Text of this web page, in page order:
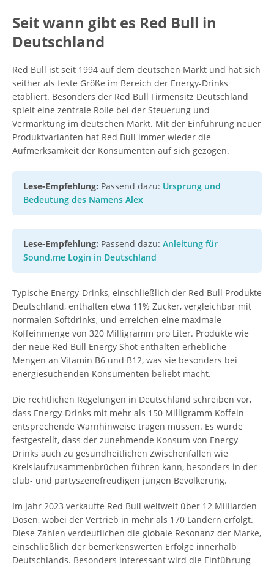
Seit wann gibt es Red Bull in
Deutschland
Red Bull ist seit 1994 auf dem deutschen Markt und hat sich
seither als feste Größe im Bereich der Energy-Drinks
etabliert. Besonders der Red Bull Firmensitz Deutschland
spielt eine zentrale Rolle bei der Steuerung und
Vermarktung im deutschen Markt. Mit der Einführung neuer
Produktvarianten hat Red Bull immer wieder die
Aufmerksamkeit der Konsumenten auf sich gezogen.
Lese-Empfehlung: Passend dazu: Ursprung und
Bedeutung des Namens Alex
Lese-Empfehlung: Passend dazu: Anleitung für
Sound.me Login in Deutschland
Typische Energy-Drinks, einschließlich der Red Bull Produkte
Deutschland, enthalten etwa 11% Zucker, vergleichbar mit
normalen Softdrinks, und erreichen eine maximale
Koffeinmenge von 320 Milligramm pro Liter. Produkte wie
der neue Red Bull Energy Shot enthalten erhebliche
Mengen an Vitamin B6 und B12, was sie besonders bei
energiesuchenden Konsumenten beliebt macht.
Die rechtlichen Regelungen in Deutschland schreiben vor,
dass Energy-Drinks mit mehr als 150 Milligramm Koffein
entsprechende Warnhinweise tragen müssen. Es wurde
festgestellt, dass der zunehmende Konsum von Energy-
Drinks auch zu gesundheitlichen Zwischenfällen wie
Kreislaufzusammenbrüchen führen kann, besonders in der
club- und partyszenefreudigen jungen Bevölkerung.
Im Jahr 2023 verkaufte Red Bull weltweit über 12 Milliarden
Dosen, wobei der Vertrieb in mehr als 170 Ländern erfolgt.
Diese Zahlen verdeutlichen die globale Resonanz der Marke,
einschließlich der bemerkenswerten Erfolge innerhalb
Deutschlands. Besonders interessant wird die Einführung